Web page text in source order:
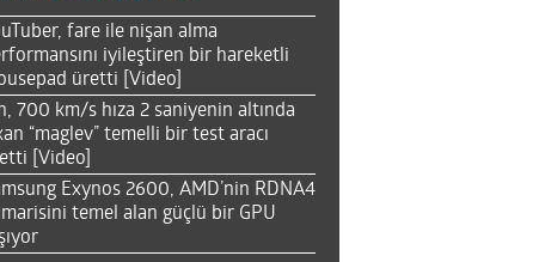
fare ile nişan alma
iyileştiren bir hareketli
üretti [Video]
700 km/s hıza 2 saniyenin altında
“maglev” temelli bir test aracı
[Video]
Exynos 2600, AMD’nin RDNA4
temel alan güçlü bir GPU